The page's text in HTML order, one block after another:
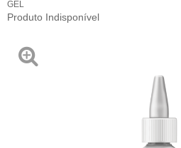
GEL
Produto Indisponível